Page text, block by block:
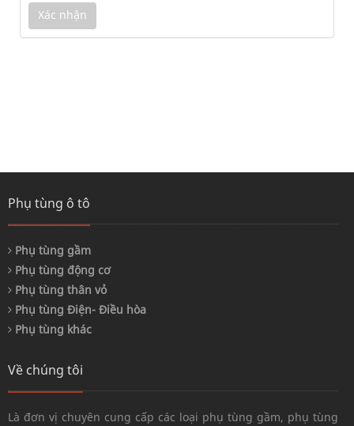
Phụ tùng ô tô
Phụ tùng gầm
Phụ tùng động cơ
Phụ tùng thân vỏ
Phụ tùng Điện- Điều hòa
Phụ tùng khác
Về chúng tôi
Là đơn vị chuyên cung cấp các loại phụ tùng gầm, phụ tùng